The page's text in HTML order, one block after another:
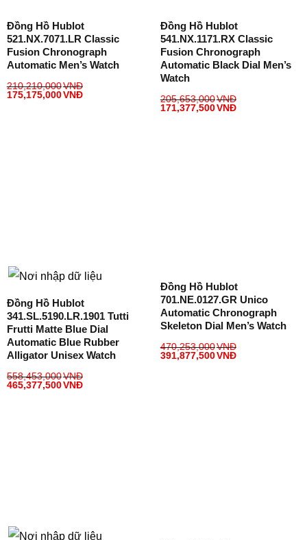
Đồng Hồ Hublot
521.NX.7071.LR Classic
Fusion Chronograph
Automatic Men’s Watch
210,210,000VNĐ
175,175,000VNĐ
Đồng Hồ Hublot
541.NX.1171.RX Classic
Fusion Chronograph
Automatic Black Dial Men’s
Watch
205,653,000VNĐ
171,377,500VNĐ
Đồng Hồ Hublot
341.SL.5190.LR.1901 Tutti
Frutti Matte Blue Dial
Automatic Blue Rubber
Alligator Unisex Watch
558,453,000VNĐ
465,377,500VNĐ
Đồng Hồ Hublot
701.NE.0127.GR Unico
Automatic Chronograph
Skeleton Dial Men’s Watch
470,253,000VNĐ
391,877,500VNĐ